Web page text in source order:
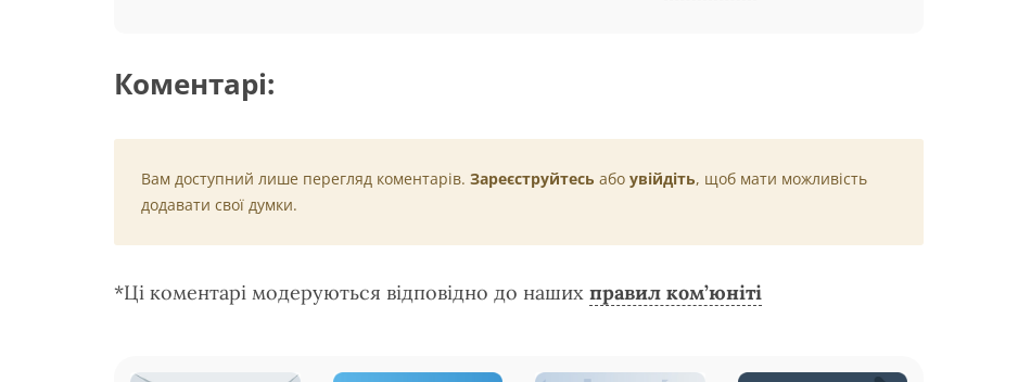
Коментарі:
Вам доступний лише перегляд коментарів. Зареєструйтесь або увійдіть, щоб мати можливість
додавати свої думки.
*Ці коментарі модеруються відповідно до наших правил ком’юніті